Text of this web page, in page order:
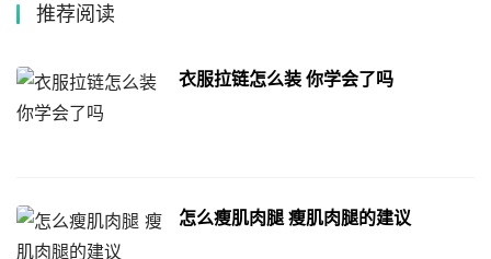
推荐阅读
衣服拉链怎么装 你学会了吗
怎么瘦肌肉腿 瘦肌肉腿的建议